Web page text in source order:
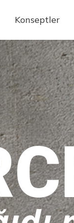
Konseptler